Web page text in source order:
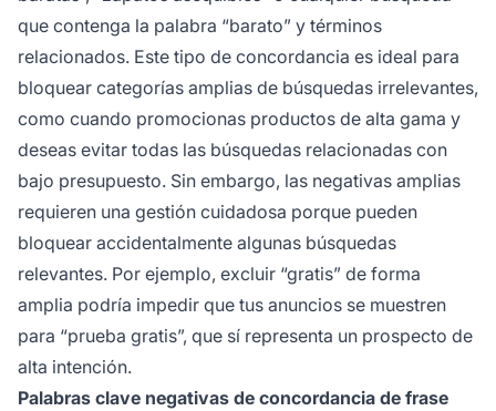
que contenga la palabra “barato” y términos
relacionados. Este tipo de concordancia es ideal para
bloquear categorías amplias de búsquedas irrelevantes,
como cuando promocionas productos de alta gama y
deseas evitar todas las búsquedas relacionadas con
bajo presupuesto. Sin embargo, las negativas amplias
requieren una gestión cuidadosa porque pueden
bloquear accidentalmente algunas búsquedas
relevantes. Por ejemplo, excluir “gratis” de forma
amplia podría impedir que tus anuncios se muestren
para “prueba gratis”, que sí representa un prospecto de
alta intención.
Palabras clave negativas de concordancia de frase